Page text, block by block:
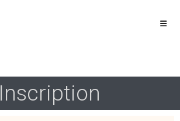
Inscription